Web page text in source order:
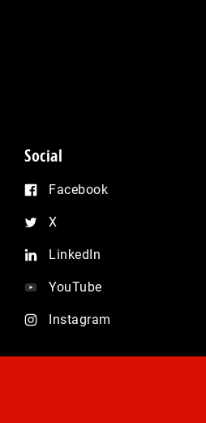
Social
Facebook
X
LinkedIn
YouTube
Instagram